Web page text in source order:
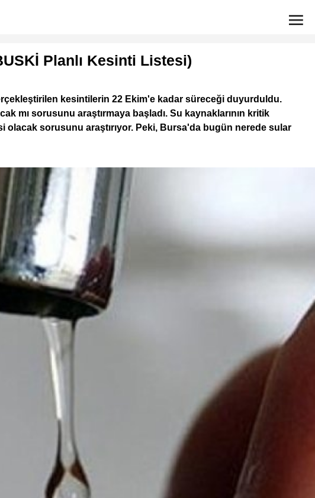
Planlı Kesinti Listesi)
kesintilerin 22 Ekim'e kadar süreceği duyurduldu.
mı sorusunu araştırmaya başladı. Su kaynaklarının kritik
sorusunu araştırıyor. Peki, Bursa'da bugün nerede sular